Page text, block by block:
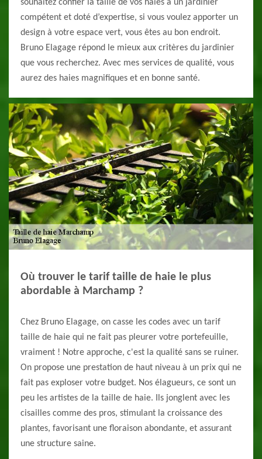
souhaitez confier la taille de vos haies à un jardinier
compétent et doté d’expertise, si vous voulez apporter un
design à votre espace vert, vous êtes au bon endroit.
Bruno Elagage répond le mieux aux critères du jardinier
que vous recherchez. Avec mes services de qualité, vous
aurez des haies magnifiques et en bonne santé.
Où trouver le tarif taille de haie le plus
abordable à Marchamp ?
Chez Bruno Elagage, on casse les codes avec un tarif
taille de haie qui ne fait pas pleurer votre portefeuille,
vraiment ! Notre approche, c'est la qualité sans se ruiner.
On propose une prestation de haut niveau à un prix qui ne
fait pas exploser votre budget. Nos élagueurs, ce sont un
peu les artistes de la taille de haie. Ils jonglent avec les
cisailles comme des pros, stimulant la croissance des
plantes, favorisant une floraison abondante, et assurant
une structure saine.